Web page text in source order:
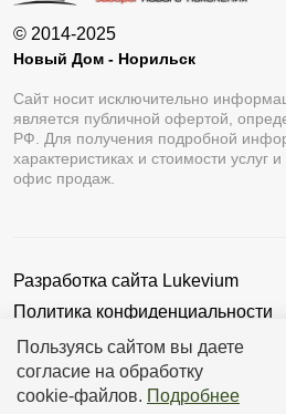
Пользуясь сайтом вы даете
согласие на обработку
cookie-файлов. Подробнее
© 2014-2025
Новый Дом - Норильск
Сайт носит исключительно
является публичной офертой,
РФ. Для получения подробной
характеристиках и стоимости услуг
офис продаж.
Разработка сайта Lukevium
Политика конфиденциальности
Пользовательское соглашение